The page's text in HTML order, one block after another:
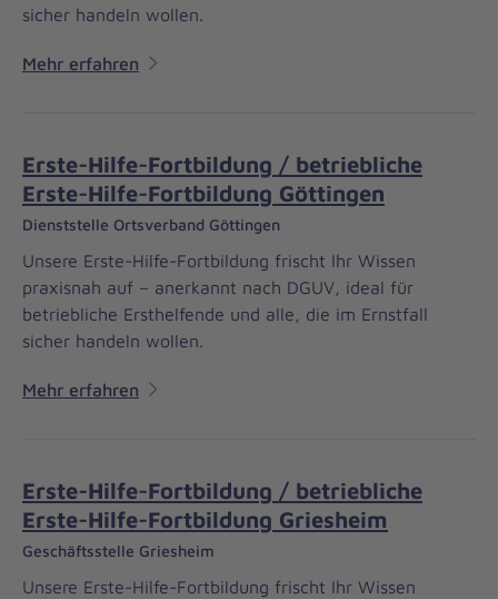
sicher handeln wollen.
Mehr erfahren
Erste-Hilfe-Fortbildung / betriebliche
Erste-Hilfe-Fortbildung Göttingen
Dienststelle Ortsverband Göttingen
Unsere Erste-Hilfe-Fortbildung frischt Ihr Wissen
praxisnah auf – anerkannt nach DGUV, ideal für
betriebliche Ersthelfende und alle, die im Ernstfall
sicher handeln wollen.
Mehr erfahren
Erste-Hilfe-Fortbildung / betriebliche
Erste-Hilfe-Fortbildung Griesheim
Geschäftsstelle Griesheim
Unsere Erste-Hilfe-Fortbildung frischt Ihr Wissen